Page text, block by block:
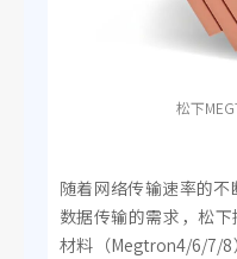
松下
随着网络传输速率的
数据传输的需求，松
材料（Megtron4/6/7/